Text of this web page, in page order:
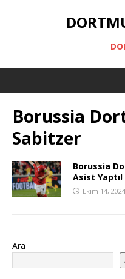
Borussia
Sabitzer
Borussia
Asist Yaptı!
Ekim 14, 2024
Ara